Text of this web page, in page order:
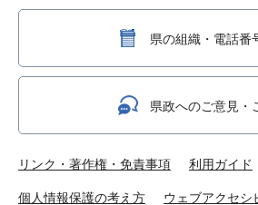
県の組織・電話番
県政へのご意見・
リンク・著作権・免責事項 利用ガイド
個人情報保護の考え方 ウェブアクセシ